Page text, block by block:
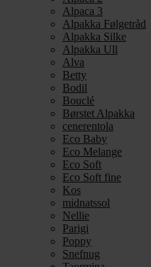
Alpaca 3
Alpakka Følgetråd
Alpakka Silke
Alpakka Ull
Alva
Betty
Bodil
Bouclé
Børstet Alpakka
cenerentola
Eco Baby
Eco Melange
Eco Soft
Eco Soft fine
Kos
midnatssol
Nellie
Parigi
Poppy
Snefnug